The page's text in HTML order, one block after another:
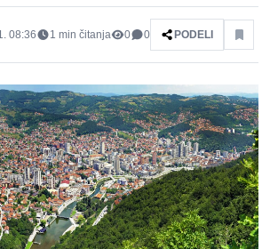
08:36 1 min čitanja 0 0 PODELI